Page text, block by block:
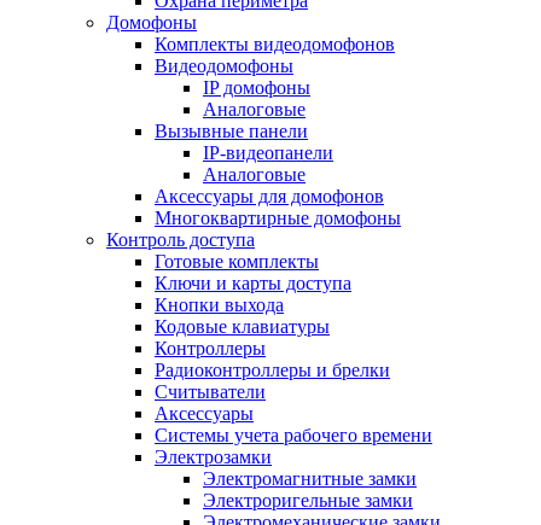
Домофоны
Комплекты видеодомофонов
Видеодомофоны
IP домофоны
Аналоговые
Вызывные панели
IP-видеопанели
Аналоговые
Аксессуары для домофонов
Многоквартирные домофоны
Контроль доступа
Готовые комплекты
Ключи и карты доступа
Кнопки выхода
Кодовые клавиатуры
Контроллеры
Радиоконтроллеры и брелки
Считыватели
Аксессуары
Системы учета рабочего времени
Электрозамки
Электромагнитные замки
Электроригельные замки